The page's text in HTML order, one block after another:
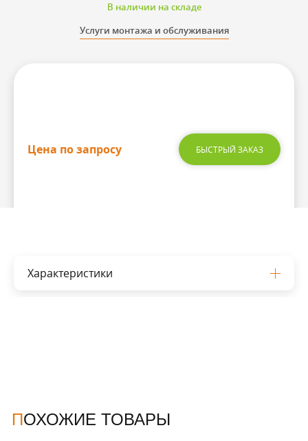
В наличии на складе
Услуги монтажа и обслуживания
Цена по запросу БЫСТРЫЙ ЗАКАЗ
Характеристики
ПОХОЖИЕ ТОВАРЫ